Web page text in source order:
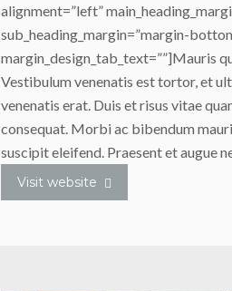
alignment=”left”
sub_heading_margin=”margin-
margin_design_tab_text=””]Mauris
Vestibulum venenatis est tortor, et
venenatis erat. Duis et risus vitae
consequat. Morbi ac bibendum
suscipit eleifend. Praesent et augue
Visit website